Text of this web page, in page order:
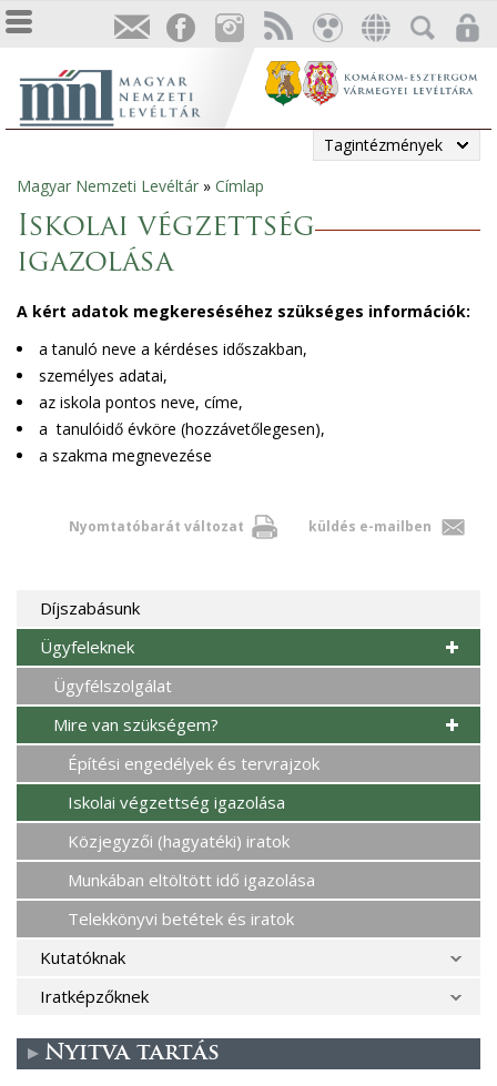
Tagintézmények
Jelenlegi
hely
Magyar Nemzeti Levéltár » Címlap
Iskolai végzettség
igazolása
A kért adatok megkereséséhez szükséges információk:
a tanuló neve a kérdéses időszakban,
személyes adatai,
az iskola pontos neve, címe,
a tanulóidő évköre (hozzávetőlegesen),
a szakma megnevezése
Nyomtatóbarát változat küldés e-mailben
Díjszabásunk
Ügyfeleknek
Ügyfélszolgálat
Mire van szükségem?
Építési engedélyek és tervrajzok
Iskolai végzettség igazolása
Közjegyzői (hagyatéki) iratok
Munkában eltöltött idő igazolása
Telekkönyvi betétek és iratok
Kutatóknak
Iratképzőknek
Nyitva tartás